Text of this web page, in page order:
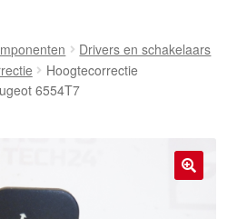
Drivers en schakelaars
Hoogtecorrectie
6554T7